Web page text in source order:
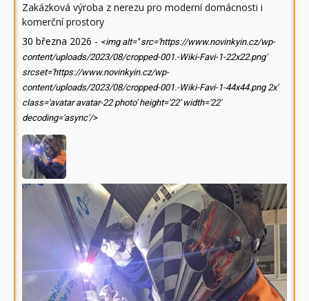
Zakázková výroba z nerezu pro moderní domácnosti i
komerční prostory
30 března 2026 - <img alt='' src='https://www.novinkyin.cz/wp-
content/uploads/2023/08/cropped-001.-Wiki-Favi-1-22x22.png'
srcset='https://www.novinkyin.cz/wp-
content/uploads/2023/08/cropped-001.-Wiki-Favi-1-44x44.png 2x'
class='avatar avatar-22 photo' height='22' width='22'
decoding='async'/>